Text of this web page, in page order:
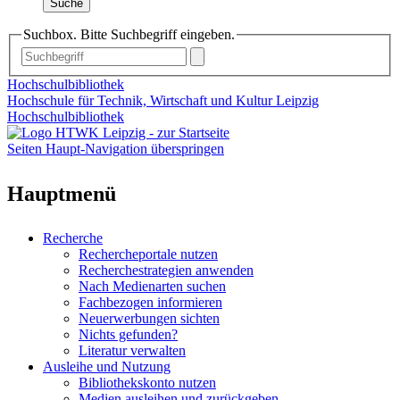
Suche
Suchbox. Bitte Suchbegriff eingeben.
Hochschulbibliothek
Hochschule für Technik, Wirtschaft und Kultur Leipzig
Hochschulbibliothek
Seiten Haupt-Navigation überspringen
Hauptmenü
Recherche
Rechercheportale nutzen
Recherchestrategien anwenden
Nach Medienarten suchen
Fachbezogen informieren
Neuerwerbungen sichten
Nichts gefunden?
Literatur verwalten
Ausleihe und Nutzung
Bibliothekskonto nutzen